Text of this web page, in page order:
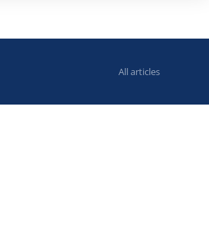
All articles